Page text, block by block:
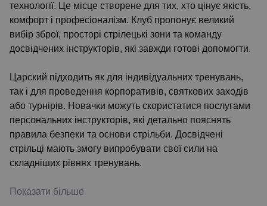
технології. Це місце створене для тих, хто цінує якість,
комфорт і професіоналізм. Клуб пропонує великий
вибір зброї, просторі стрілецькі зони та команду
досвідчених інструкторів, які завжди готові допомогти.
Царский підходить як для індивідуальних тренувань,
так і для проведення корпоративів, святкових заходів
або турнірів. Новачки можуть скористатися послугами
персональних інструкторів, які детально пояснять
правила безпеки та основи стрільби. Досвідчені
стрільці мають змогу випробувати свої сили на
складніших рівнях тренувань.
Показати більше